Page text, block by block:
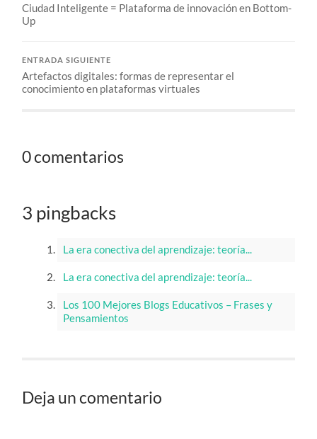
Ciudad Inteligente = Plataforma de innovación en Bottom-
Up
ENTRADA SIGUIENTE
Artefactos digitales: formas de representar el
conocimiento en plataformas virtuales
0 comentarios
3 pingbacks
La era conectiva del aprendizaje: teoría...
La era conectiva del aprendizaje: teoría...
Los 100 Mejores Blogs Educativos – Frases y
Pensamientos
Deja un comentario